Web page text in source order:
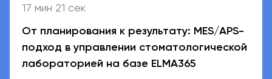
17 мин 21 сек
От планирования к результату: MES/APS-
подход в управлении стоматологической
лабораторией на базе ELMA365